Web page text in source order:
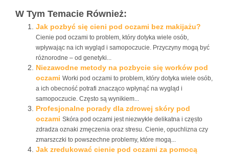
W Tym Temacie Również:
Jak pozbyć się cieni pod oczami bez makijażu?
Cienie pod oczami to problem, który dotyka wiele osób,
wpływając na ich wygląd i samopoczucie. Przyczyny mogą być
różnorodne – od genetyki...
Niezawodne metody na pozbycie się worków pod
oczami Worki pod oczami to problem, który dotyka wiele osób,
a ich obecność potrafi znacząco wpłynąć na wygląd i
samopoczucie. Często są wynikiem...
Profesjonalne porady dla zdrowej skóry pod
oczami Skóra pod oczami jest niezwykle delikatna i często
zdradza oznaki zmęczenia oraz stresu. Cienie, opuchlizna czy
zmarszczki to powszechne problemy, które mogą...
Jak zredukować cienie pod oczami za pomocą